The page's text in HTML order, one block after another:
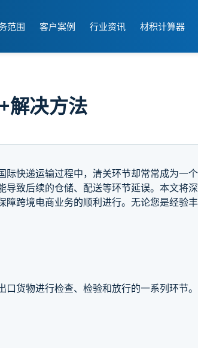
范围 客户案例 行业资讯 材积计算器
解决方法
快递运输过程中，清关环节却常常成为一
致后续的仓储、配送等环节延误。本文将
跨境电商业务的顺利进行。无论您是经验丰
货物进行检查、检验和放行的一系列环节。